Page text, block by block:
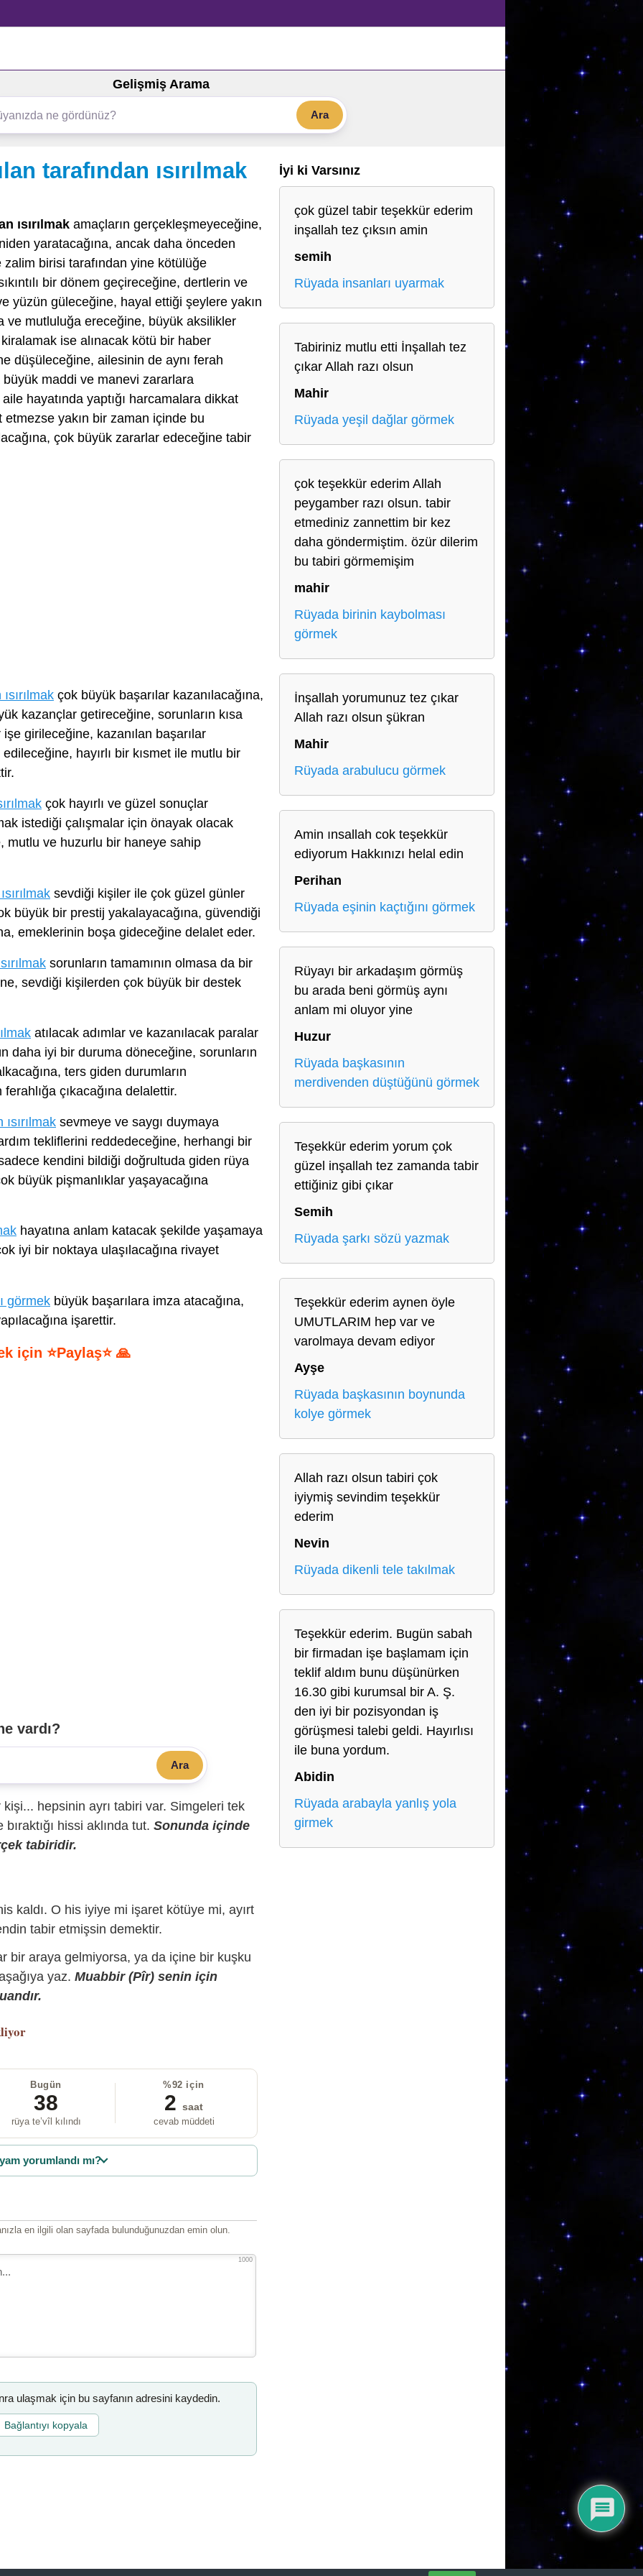
Gelişmiş Arama
Ara
tarafından ısırılmak
ısırılmak amaçların gerçekleşmeyeceğine,
yaratacağına, ancak daha önceden
birisi tarafından yine kötülüğe
bir dönem geçireceğine, dertlerin ve
yüzün güleceğine, hayal ettiği şeylere yakın
ve mutluluğa ereceğine, büyük aksilikler
kiralamak ise alınacak kötü bir haber
düşüleceğine, ailesinin de aynı ferah
maddi ve manevi zararlara
hayatında yaptığı harcamalara dikkat
yakın bir zaman içinde bu
çok büyük zararlar edeceğine tabir
çok büyük başarılar kazanılacağına,
kazançlar getireceğine, sorunların kısa
girileceğine, kazanılan başarılar
hayırlı bir kısmet ile mutlu bir
çok hayırlı ve güzel sonuçlar
istediği çalışmalar için önayak olacak
mutlu ve huzurlu bir haneye sahip
sevdiği kişiler ile çok güzel günler
büyük bir prestij yakalayacağına, güvendiği
emeklerinin boşa gideceğine delalet eder.
sorunların tamamının olmasa da bir
sevdiği kişilerden çok büyük bir destek
atılacak adımlar ve kazanılacak paralar
daha iyi bir duruma döneceğine, sorunların
ters giden durumların
çıkacağına delalettir.
sevmeye ve saygı duymaya
tekliflerini reddedeceğine, herhangi bir
kendini bildiği doğrultuda giden rüya
büyük pişmanlıklar yaşayacağına
hayatına anlam katacak şekilde yaşamaya
iyi bir noktaya ulaşılacağına rivayet
görmek büyük başarılara imza atacağına,
işarettir.
için ⭐Paylaş⭐ 🙏
vardı?
Ara
hepsinin ayrı tabiri var. Simgeleri tek
hissi aklında tut. Sonunda içinde
tabiridir.
kaldı. O his iyiye mi işaret kötüye mi, ayırt
tabir etmişsin demektir.
bir araya gelmiyorsa, ya da içine bir kuşku
yaz. Muabbir (Pîr) senin için
Bugün
38
rüya te’vîl kılındı
%92 için
2 saat
cevab müddeti
yorumlandı mı?
en ilgili olan sayfada bulunduğunuzdan emin olun.
1000
ulaşmak için bu sayfanın adresini kaydedin.
Bağlantıyı kopyala
İyi ki Varsınız
çok güzel tabir teşekkür ederim
inşallah tez çıksın amin
semih
Rüyada insanları uyarmak
Tabiriniz mutlu etti İnşallah tez
çıkar Allah razı olsun
Mahir
Rüyada yeşil dağlar görmek
çok teşekkür ederim Allah
peygamber razı olsun. tabir
etmediniz zannettim bir kez
daha göndermiştim. özür dilerim
bu tabiri görmemişim
mahir
Rüyada birinin kaybolması
görmek
İnşallah yorumunuz tez çıkar
Allah razı olsun şükran
Mahir
Rüyada arabulucu görmek
Amin ınsallah cok teşekkür
ediyorum Hakkınızı helal edin
Perihan
Rüyada eşinin kaçtığını görmek
Rüyayı bir arkadaşım görmüş
bu arada beni görmüş aynı
anlam mi oluyor yine
Huzur
Rüyada başkasının
merdivenden düştüğünü görmek
Teşekkür ederim yorum çok
güzel inşallah tez zamanda tabir
ettiğiniz gibi çıkar
Semih
Rüyada şarkı sözü yazmak
Teşekkür ederim aynen öyle
UMUTLARIM hep var ve
varolmaya devam ediyor
Ayşe
Rüyada başkasının boynunda
kolye görmek
Allah razı olsun tabiri çok
iyiymiş sevindim teşekkür
ederim
Nevin
Rüyada dikenli tele takılmak
Teşekkür ederim. Bugün sabah
bir firmadan işe başlamam için
teklif aldım bunu düşünürken
16.30 gibi kurumsal bir A. Ş.
den iyi bir pozisyondan iş
görüşmesi talebi geldi. Hayırlısı
ile buna yordum.
Abidin
Rüyada arabayla yanlış yola
girmek